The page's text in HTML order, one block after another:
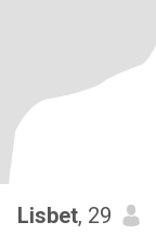
Lisbet, 29